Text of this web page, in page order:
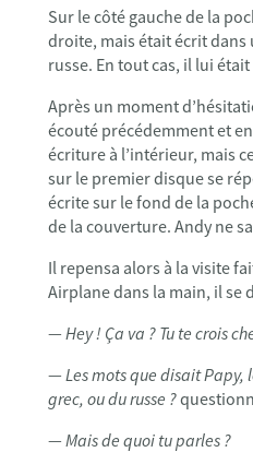
Sur le côté gauche de la
droite, mais était écrit dans
russe. En tout cas, il lui
Après un moment
écouté précédemment et
écriture à l’intérieur, mais
sur le premier disque se
écrite sur le fond de la
de la couverture. Andy ne
Il repensa alors à la visite
Airplane dans la main, il se
— Hey ! Ça va ? Tu te crois
— Les mots que disait
grec, ou du russe ?
— Mais de quoi tu parles ?